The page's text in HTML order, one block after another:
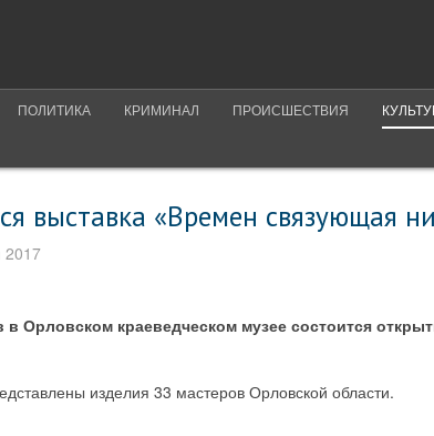
ПОЛИТИКА КРИМИНАЛ ПРОИСШЕСТВИЯ
выставка «Времен связующая
2017
в Орловском краеведческом музее состоится
изделия 33 мастеров Орловской области.